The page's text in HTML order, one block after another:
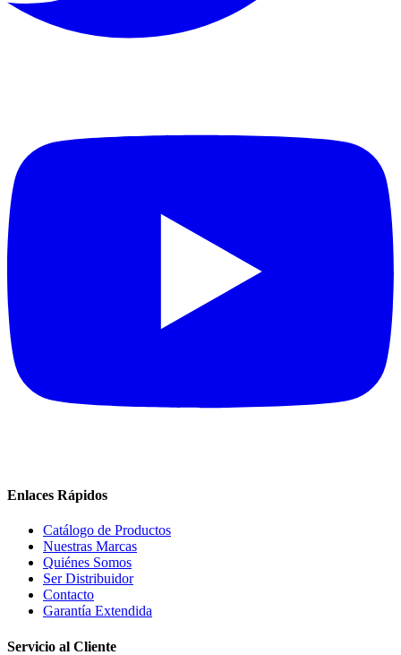
Enlaces Rápidos
Catálogo de Productos
Nuestras Marcas
Quiénes Somos
Ser Distribuidor
Contacto
Garantía Extendida
Servicio al Cliente